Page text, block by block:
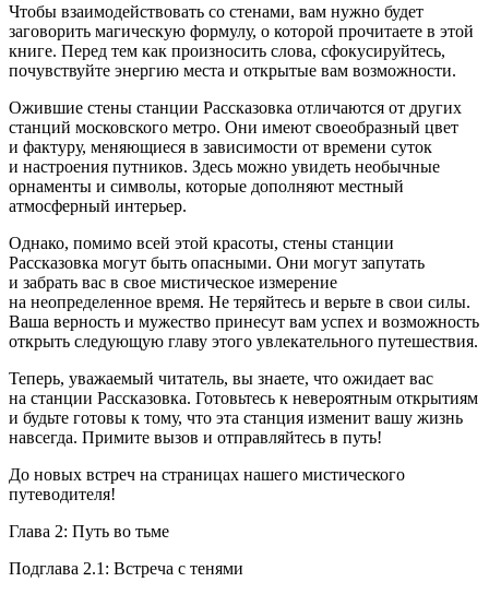
Чтобы взаимодействовать со стенами, вам нужно будет
заговорить магическую формулу, о которой прочитаете в этой
книге. Перед тем как произносить слова, сфокусируйтесь,
почувствуйте энергию места и открытые вам возможности.
Ожившие стены станции Рассказовка отличаются от других
станций московского метро. Они имеют своеобразный цвет
и фактуру, меняющиеся в зависимости от времени суток
и настроения путников. Здесь можно увидеть необычные
орнаменты и символы, которые дополняют местный
атмосферный интерьер.
Однако, помимо всей этой красоты, стены станции
Рассказовка могут быть опасными. Они могут запутать
и забрать вас в свое мистическое измерение
на неопределенное время. Не теряйтесь и верьте в свои силы.
Ваша верность и мужество принесут вам успех и возможность
открыть следующую главу этого увлекательного путешествия.
Теперь, уважаемый читатель, вы знаете, что ожидает вас
на станции Рассказовка. Готовьтесь к невероятным открытиям
и будьте готовы к тому, что эта станция изменит вашу жизнь
навсегда. Примите вызов и отправляйтесь в путь!
До новых встреч на страницах нашего мистического
путеводителя!
Глава 2: Путь во тьме
Подглава 2.1: Встреча с тенями